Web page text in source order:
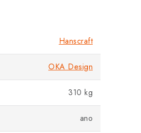
Hanscraft
OKA Design
310 kg
ano